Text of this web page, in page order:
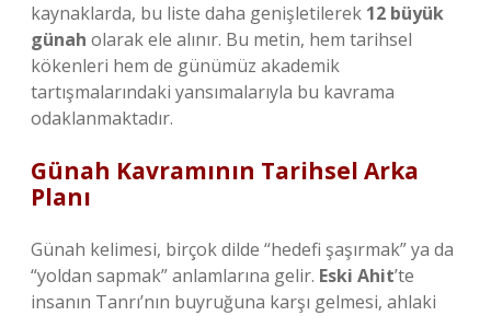
kaynaklarda, bu liste daha genişletilerek 12 büyük
günah olarak ele alınır. Bu metin, hem tarihsel
kökenleri hem de günümüz akademik
tartışmalarındaki yansımalarıyla bu kavrama
odaklanmaktadır.
Günah Kavramının Tarihsel Arka
Planı
Günah kelimesi, birçok dilde “hedefi şaşırmak” ya da
“yoldan sapmak” anlamlarına gelir. Eski Ahit’te
insanın Tanrı’nın buyruğuna karşı gelmesi, ahlaki